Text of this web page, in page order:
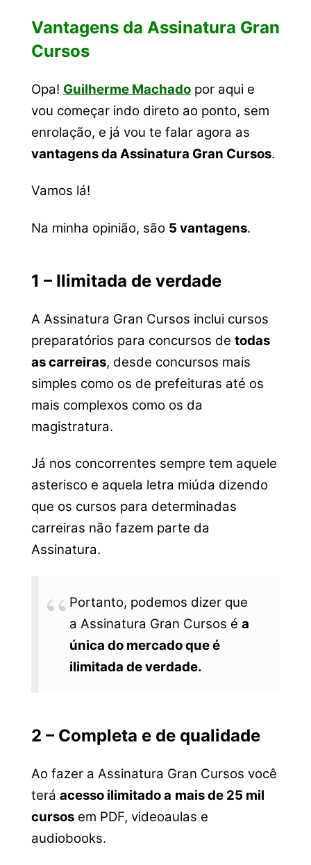
Vantagens da Assinatura Gran
Cursos
Opa! Guilherme Machadopor aqui e
vou começar indo direto ao ponto, sem
enrolação, e já vou te falar agora as
vantagens da Assinatura Gran Cursos.
Vamos lá!
Na minha opinião, são 5 vantagens.
1 – Ilimitada de verdade
A Assinatura Gran Cursos inclui cursos
preparatórios para concursos de todas
as carreiras, desde concursos mais
simples como os de prefeituras até os
mais complexos como os da
magistratura.
Já nos concorrentes sempre tem aquele
asterisco e aquela letra miúda dizendo
que os cursos para determinadas
carreiras não fazem parte da
Assinatura.
Portanto, podemos dizer que
a Assinatura Gran Cursos é a
única do mercado que é
ilimitada de verdade.
2 – Completa e de qualidade
Ao fazer a Assinatura Gran Cursos você
terá acesso ilimitado a mais de 25 mil
cursosem PDF, videoaulas e
audiobooks.